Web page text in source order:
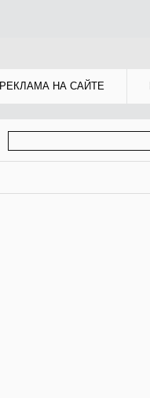
РЕКЛАМА НА САЙТЕ